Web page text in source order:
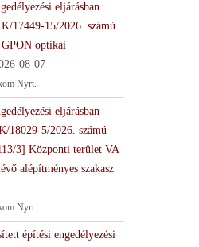
eljárásban
17449-15/2026. számú
GPON optikai
08-07
Nyrt.
eljárásban
18029-5/2026. számú
3] Központi terület VA
alépítményes szakasz
Nyrt.
építési engedélyezési